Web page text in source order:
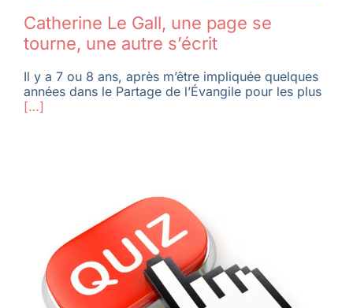
Catherine Le Gall, une page se
tourne, une autre s’écrit
Il y a 7 ou 8 ans, après m’être impliquée quelques
années dans le Partage de l’Évangile pour les plus
[…]